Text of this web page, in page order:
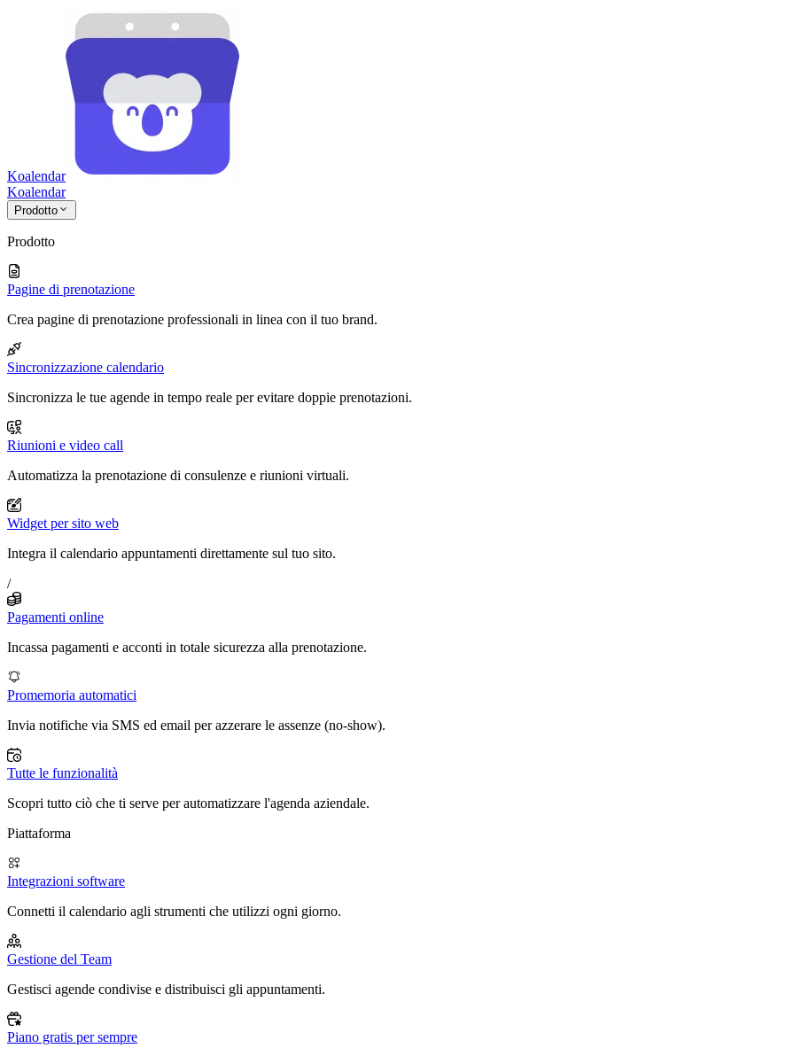
Koalendar
Koalendar
Prodotto
Prodotto
Pagine di prenotazione
Crea pagine di prenotazione professionali in linea con il tuo brand.
Sincronizzazione calendario
Sincronizza le tue agende in tempo reale per evitare doppie prenotazioni.
Riunioni e video call
Automatizza la prenotazione di consulenze e riunioni virtuali.
Widget per sito web
Integra il calendario appuntamenti direttamente sul tuo sito.
/
Pagamenti online
Incassa pagamenti e acconti in totale sicurezza alla prenotazione.
Promemoria automatici
Invia notifiche via SMS ed email per azzerare le assenze (no-show).
Tutte le funzionalità
Scopri tutto ciò che ti serve per automatizzare l'agenda aziendale.
Piattaforma
Integrazioni software
Connetti il calendario agli strumenti che utilizzi ogni giorno.
Gestione del Team
Gestisci agende condivise e distribuisci gli appuntamenti.
Piano gratis per sempre